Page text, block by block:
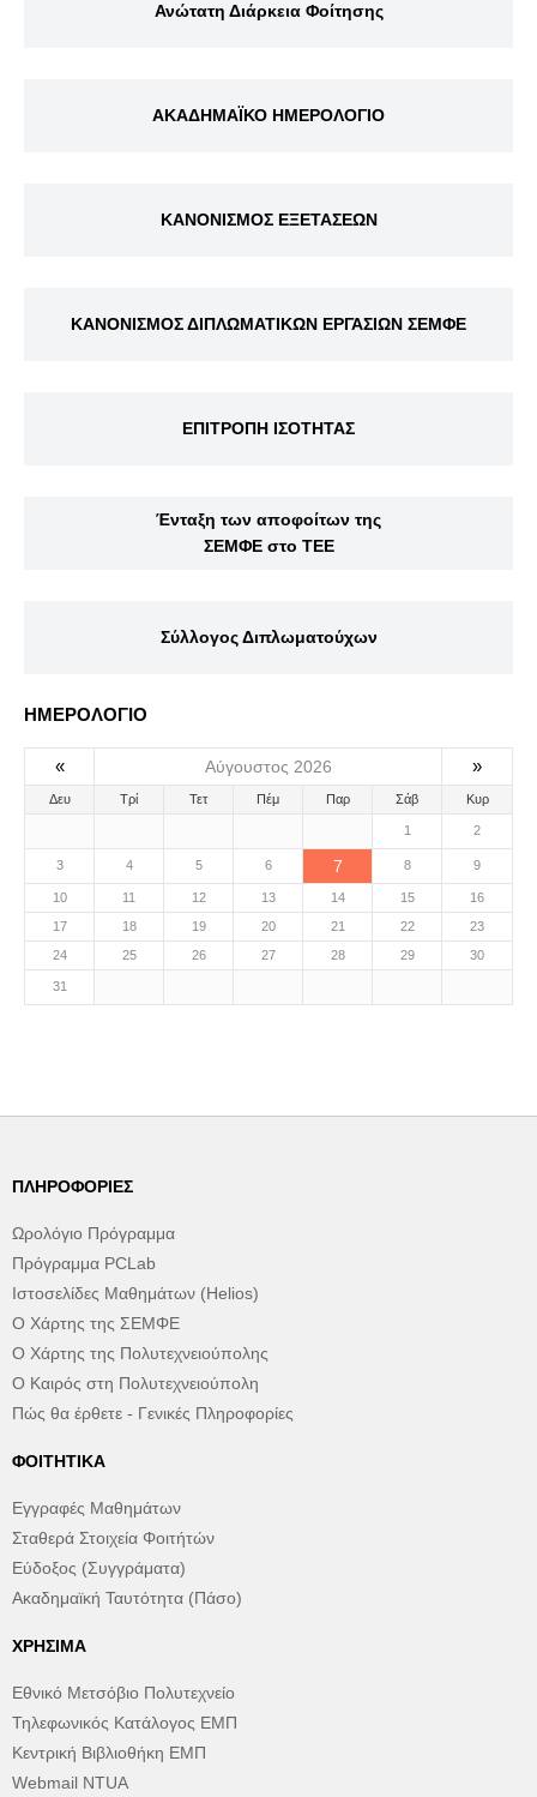
Ανώτατη Διάρκεια Φοίτησης
ΑΚΑΔΗΜΑΪΚΟ ΗΜΕΡΟΛΟΓΙΟ
ΚΑΝΟΝΙΣΜΟΣ ΕΞΕΤΑΣΕΩΝ
ΚΑΝΟΝΙΣΜΟΣ ΔΙΠΛΩΜΑΤΙΚΩΝ ΕΡΓΑΣΙΩΝ ΣΕΜΦΕ
ΕΠΙΤΡΟΠΗ ΙΣΟΤΗΤΑΣ
Ένταξη των αποφοίτων της
ΣΕΜΦΕ στο ΤΕΕ
Σύλλογος Διπλωματούχων
ΗΜΕΡΟΛΟΓΙΟ
« Αύγουστος 2026 »
Δευ Τρί Τετ Πέμ Παρ Σάβ Κυρ
1 2
3 4 5 6 7 8 9
10 11 12 13 14 15
16
17
18 19 20 21 22
23
24
25 26 27 28 29 30
31
ΠΛΗΡΟΦΟΡΊΕΣ
Ωρολόγιο Πρόγραμμα
Πρόγραμμα PCLab
Ιστοσελίδες Μαθημάτων (Helios)
Ο Χάρτης της ΣΕΜΦΕ
Ο Χάρτης της Πολυτεχνειούπολης
Ο Καιρός στη Πολυτεχνειούπολη
Πώς θα έρθετε - Γενικές Πληροφορίες
ΦΟΙΤΗΤΙΚΆ
Εγγραφές Μαθημάτων
Σταθερά Στοιχεία Φοιτήτών
Εύδοξος (Συγγράματα)
Ακαδημαϊκή Ταυτότητα (Πάσο)
ΧΡΉΣΙΜΑ
Εθνικό Μετσόβιο Πολυτεχνείο
Τηλεφωνικός Κατάλογος ΕΜΠ
Κεντρική Βιβλιοθήκη ΕΜΠ
Webmail NTUA